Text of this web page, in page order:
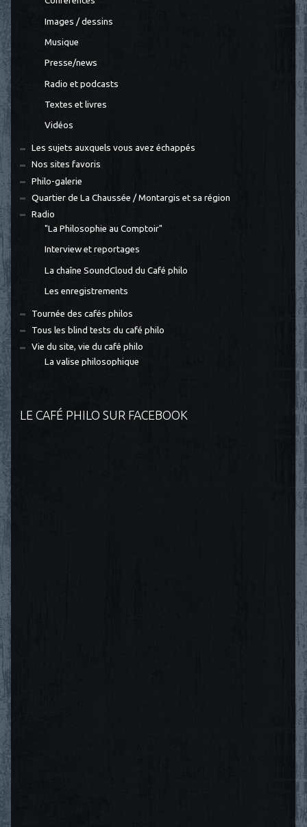
Images / dessins
Musique
Presse/news
Radio et podcasts
Textes et livres
Vidéos
Les sujets auxquels vous avez échappés
Nos sites favoris
Philo-galerie
Quartier de La Chaussée / Montargis et sa région
Radio
"La Philosophie au Comptoir"
Interview et reportages
La chaîne SoundCloud du Café philo
Les enregistrements
Tournée des cafés philos
Tous les blind tests du café philo
Vie du site, vie du café philo
La valise philosophique
LE CAFÉ PHILO SUR FACEBOOK